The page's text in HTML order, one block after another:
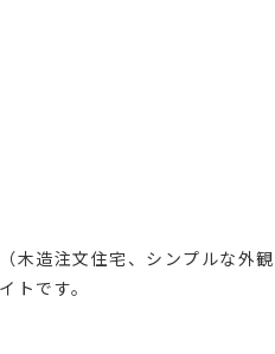
木造注文住宅、シンプルな外
トです。